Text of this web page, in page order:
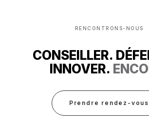
RENCONTRONS-NOUS
CONSEILLER.
INNOVER.
Prendre rendez-vous